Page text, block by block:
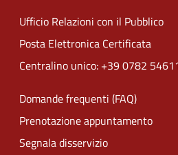
Ufficio Relazioni con il Pubblico
Posta Elettronica Certificata
Centralino unico: +39 0782
Domande frequenti (FAQ)
Prenotazione appuntamento
Segnala disservizio